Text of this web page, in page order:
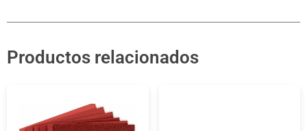
Productos relacionados